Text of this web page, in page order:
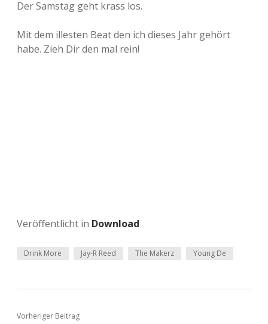
Der Samstag geht krass los.
Mit dem illesten Beat den ich dieses Jahr gehört
habe. Zieh Dir den mal rein!
Veröffentlicht in Download
Drink More Jay-R Reed The Makerz Young De
Vorheriger Beitrag